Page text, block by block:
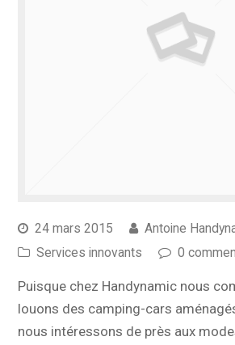
24 mars 2015
Antoine
Services innovants
0
Puisque chez Handynamic nous
louons des camping-cars
nous intéressons de près aux